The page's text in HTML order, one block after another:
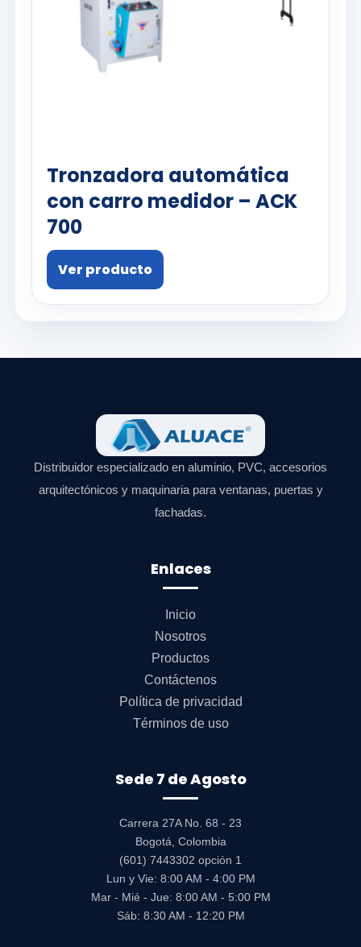
Tronzadora automática
con carro medidor – ACK
700
Ver producto
Distribuidor especializado en aluminio, PVC, accesorios
arquitectónicos y maquinaria para ventanas, puertas y
fachadas.
Enlaces
Inicio
Nosotros
Productos
Contáctenos
Política de privacidad
Términos de uso
Sede 7 de Agosto
Carrera 27A No. 68 - 23
Bogotá, Colombia
(601) 7443302 opción 1
Lun y Vie: 8:00 AM - 4:00 PM
Mar - Mié - Jue: 8:00 AM - 5:00 PM
Sáb: 8:30 AM - 12:20 PM